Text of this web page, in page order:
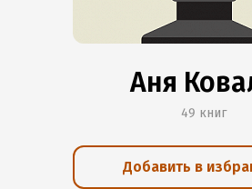
Аня
49 книг
Добавить в